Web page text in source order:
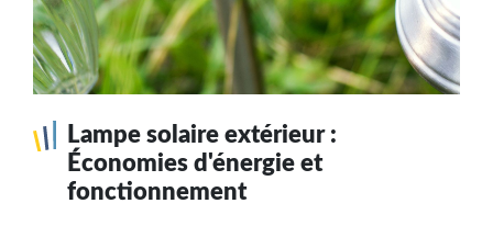
Lampe solaire extérieur :
Économies d'énergie et
fonctionnement